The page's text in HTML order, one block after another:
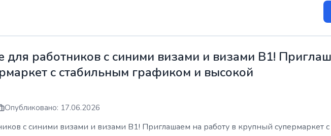
работников с синими визами и визами B1!
с стабильным графиком и высокой
Опубликовано: 17.06.2026
с синими визами и визами B1! Приглашаем на работу в крупный супермаркет